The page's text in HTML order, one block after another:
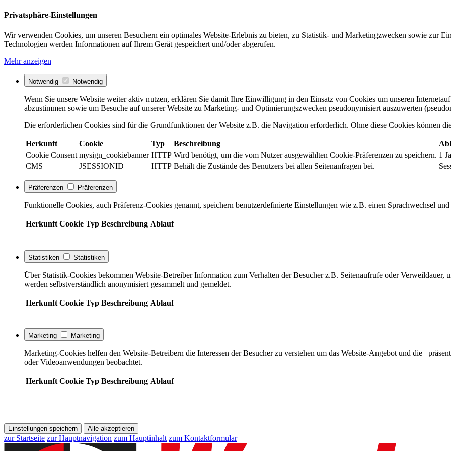
Privatsphäre-Einstellungen
Wir verwenden Cookies, um unseren Besuchern ein optimales Website-Erlebnis zu bieten, zu Statistik- und Marketingzwecken sowie zur
Technologien werden Informationen auf Ihrem Gerät gespeichert und/oder abgerufen.
Mehr anzeigen
Notwendig Notwendig
Wenn Sie unsere Website weiter aktiv nutzen, erklären Sie damit Ihre Einwilligung in den Einsatz von Cookies um unseren
abzustimmen sowie um Besuche auf unserer Website zu Marketing- und Optimierungszwecken pseudonymisiert auszuwerten
Die erforderlichen Cookies sind für die Grundfunktionen der Website z.B. die Navigation erforderlich. Ohne diese Cookies können
Herkunft Cookie Typ Beschreibung
Cookie Consent mysign_cookiebanner HTTP Wird benötigt, um die vom Nutzer ausgewählten Cookie-Präferenzen zu speichern. 1
CMS
JSESSIONID HTTP Behält die Zustände des Benutzers bei allen Seitenanfragen bei.
Präferenzen Präferenzen
Funktionelle Cookies, auch Präferenz-Cookies genannt, speichern benutzerdefinierte Einstellungen wie z.B. einen Sprachwechsel
Herkunft Cookie Typ Beschreibung Ablauf
Statistiken Statistiken
Über Statistik-Cookies bekommen Website-Betreiber Information zum Verhalten der Besucher z.B. Seitenaufrufe oder Verweildauer,
werden selbstverständlich anonymisiert gesammelt und gemeldet.
Herkunft Cookie Typ Beschreibung Ablauf
Marketing Marketing
Marketing-Cookies helfen den Website-Betreibern die Interessen der Besucher zu verstehen um das Website-Angebot und die
oder Videoanwendungen beobachtet.
Herkunft Cookie Typ Beschreibung Ablauf
Einstellungen speichern Alle akzeptieren
zur Startseite zur Hauptnavigation zum Hauptinhalt zum Kontaktformular